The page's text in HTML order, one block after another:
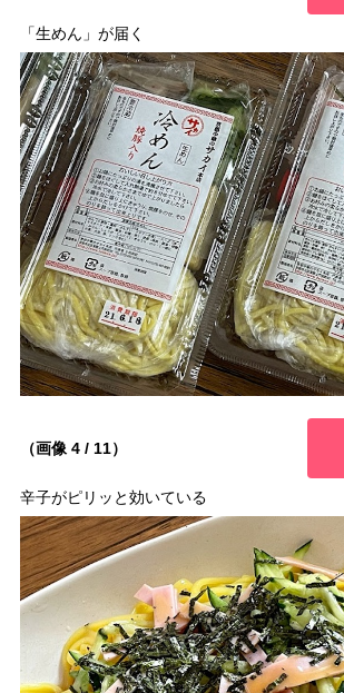
「生めん」が届く
（画像 4 / 11）
辛子がピリッと効いている